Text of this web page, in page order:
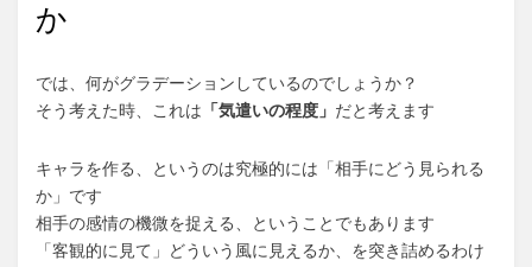
か
では、何がグラデーションしているのでしょうか？
そう考えた時、これは 「気遣いの程度」 だと考えます
キャラを作る、というのは究極的には「相手にどう見られる
か」です
相手の感情の機微を捉える、ということでもあります
「客観的に見て」どういう風に見えるか、を突き詰めるわけ